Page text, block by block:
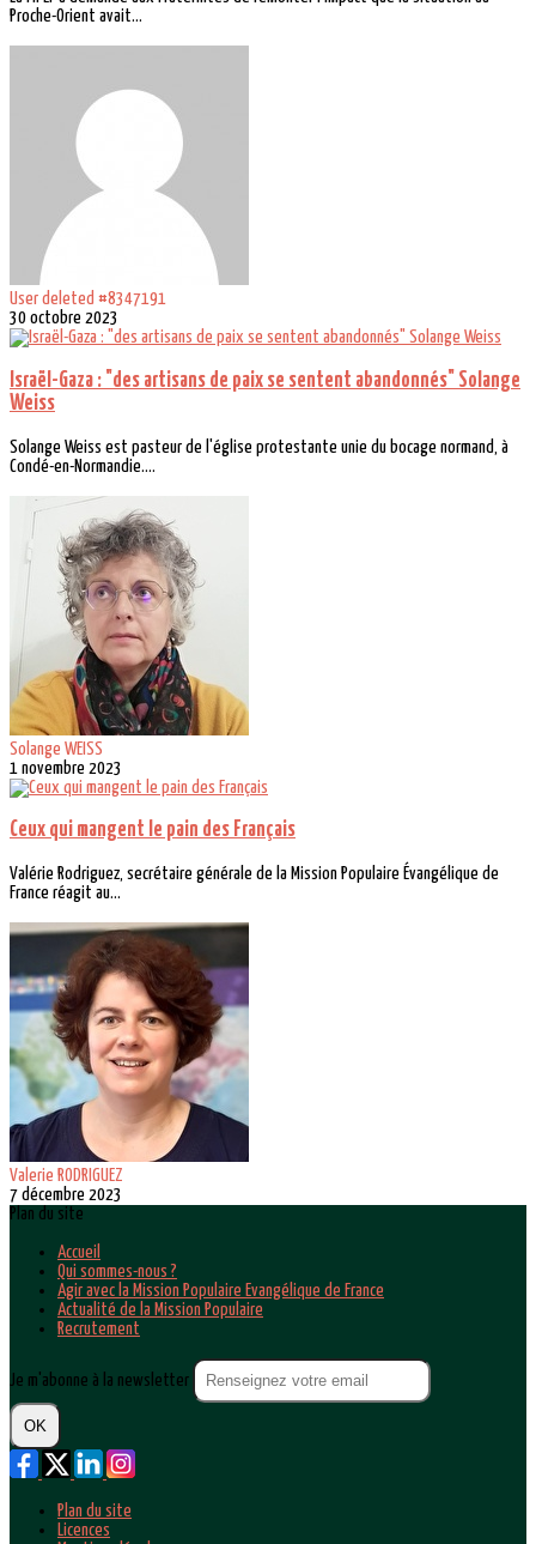
Proche-Orient avait...
User deleted #8347191
30 octobre 2023
Israël-Gaza : "des artisans de paix se sentent abandonnés" Solange
Weiss
Solange Weiss est pasteur de l'église protestante unie du bocage normand, à
Condé-en-Normandie....
Solange WEISS
1 novembre 2023
Ceux qui mangent le pain des Français
Valérie Rodriguez, secrétaire générale de la Mission Populaire Évangélique de
France réagit au...
Valerie RODRIGUEZ
7 décembre 2023
Plan du site
Accueil
Qui sommes-nous ?
Agir avec la Mission Populaire Evangélique de France
Actualité de la Mission Populaire
Recrutement
Je m'abonne à la newsletter
OK
Plan du site
Licences